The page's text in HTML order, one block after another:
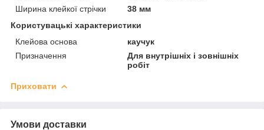
Ширина клейкої стрічки
38 мм
Користувацькі характеристики
Клейова основа
каучук
Призначення
Для внутрішніх і зовнішніх
робіт
Приховати
Умови доставки